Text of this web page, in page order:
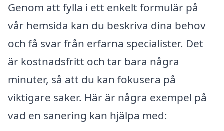
Genom att fylla i ett enkelt formulär på
vår hemsida kan du beskriva dina behov
och få svar från erfarna specialister. Det
är kostnadsfritt och tar bara några
minuter, så att du kan fokusera på
viktigare saker. Här är några exempel på
vad en sanering kan hjälpa med: